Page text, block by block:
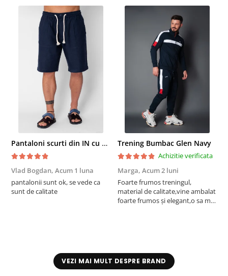
Pantaloni scurti din IN cu nasture si snur Navy
Vlad Bogdan, Acum 1 luna
pantalonii sunt ok, se vede ca
sunt de calitate
Trening Bumbac Glen Navy
Achizitie verificata
Marga, Acum 2 luni
Foarte frumos treningul,
material de calitate,vine ambalat
foarte frumos și elegant,o sa mai
VEZI MAI MULT DESPRE BRAND